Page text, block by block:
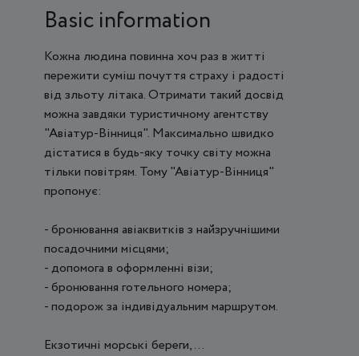
Basic information
Кожна людина повинна хоч раз в житті
пережити суміш почуття страху і радості
від зльоту літака. Отримати такий досвід
можна завдяки туристичному агентству
"Авіатур-Вінниця". Максимально швидко
дістатися в будь-яку точку світу можна
тільки повітрям. Тому "Авіатур-Вінниця"
пропонує:
- бронювання авіаквитків з найзручнішими
посадочними місцями;
- допомога в оформленні візи;
- бронювання готельного номера;
- подорож за індивідуальним маршрутом.
Екзотичні морські береги, ...